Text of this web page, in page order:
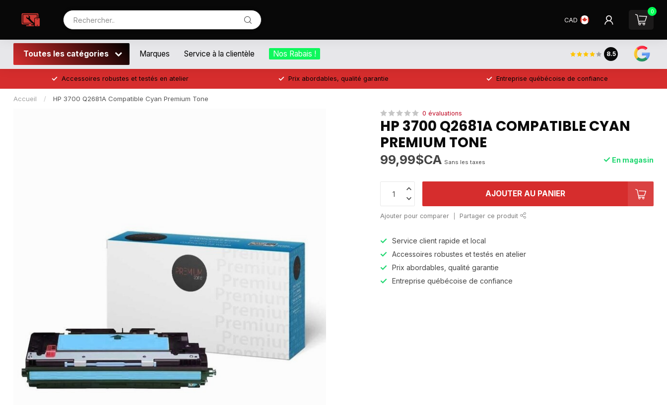
CAD
0
Toutes les catégories Marques Service à la clientèle Nos Rabais ! 8.5
Accessoires robustes et testés en atelier Prix abordables, qualité garantie Entreprise québécoise de confiance
Accueil / HP 3700 Q2681A Compatible Cyan Premium Tone
0 évaluations
HP 3700 Q2681A COMPATIBLE CYAN
PREMIUM TONE
99,99$CA Sans les taxes En magasin
AJOUTER AU PANIER
Ajouter pour comparer Partager ce produit
Service client rapide et local
Accessoires robustes et testés en atelier
Prix abordables, qualité garantie
Entreprise québécoise de confiance